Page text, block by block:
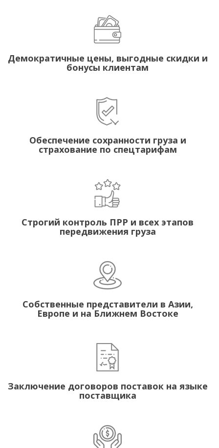
Демократичные цены, выгодные скидки и
бонусы клиентам
Обеспечение сохранности груза и
страхование по спецтарифам
Строгий контроль ПРР и всех этапов
передвижения груза
Собственные представители в Азии,
Европе и на Ближнем Востоке
Заключение договоров поставок на языке
поставщика